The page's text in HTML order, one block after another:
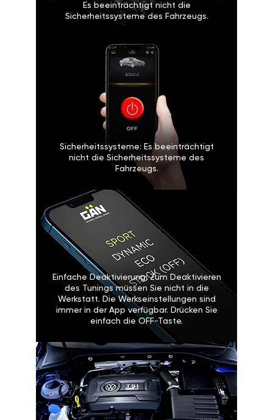
Es beeinträchtigt nicht die
Sicherheitssysteme des Fahrzeugs.
Sicherheitssysteme: Es beeinträchtigt
nicht die Sicherheitssysteme des
Fahrzeugs.
Einfache Deaktivierung: Zum Deaktivieren
des Tunings müssen Sie nicht in die
Werkstatt. Die Werkseinstellungen sind
immer in der App verfügbar. Drücken Sie
einfach die OFF-Taste.